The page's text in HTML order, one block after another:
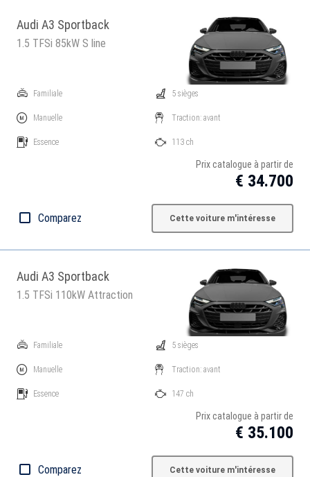
Audi A3 Sportback
1.5 TFSi 85kW S line
Familiale
Manuelle
Essence
5 sièges
Traction: avant
113 ch
Prix catalogue à partir de
€ 34.700
Comparez Cette voiture m'intéresse
Audi A3 Sportback
1.5 TFSi 110kW Attraction
Familiale
Manuelle
Essence
5 sièges
Traction: avant
147 ch
Prix catalogue à partir de
€ 35.100
Comparez Cette voiture m'intéresse